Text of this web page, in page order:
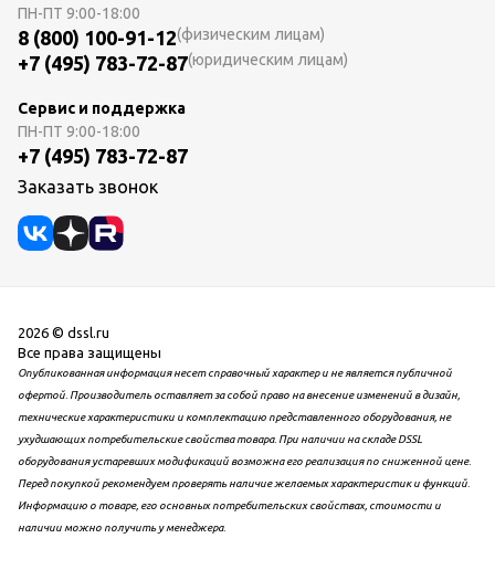
ПН-ПТ 9:00-18:00
8 (800) 100-91-12(физическим лицам)
+7 (495) 783-72-87(юридическим лицам)
Сервис и поддержка
ПН-ПТ 9:00-18:00
+7 (495) 783-72-87
Заказать звонок
2026 © dssl.ru
Все права защищены
Опубликованная информация несет справочный характер и не является публичной
офертой. Производитель оставляет за собой право на внесение изменений в дизайн,
технические характеристики и комплектацию представленного оборудования, не
ухудшающих потребительские свойства товара. При наличии на складе DSSL
оборудования устаревших модификаций возможна его реализация по сниженной цене.
Перед покупкой рекомендуем проверять наличие желаемых характеристик и функций.
Информацию о товаре, его основных потребительских свойствах, стоимости и
наличии можно получить у менеджера.